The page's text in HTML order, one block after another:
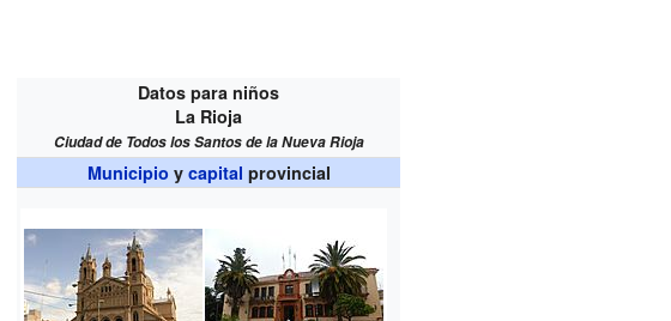
Datos para niños
La Rioja
Ciudad de Todos los Santos de la Nueva Rioja
Municipio y capital provincial